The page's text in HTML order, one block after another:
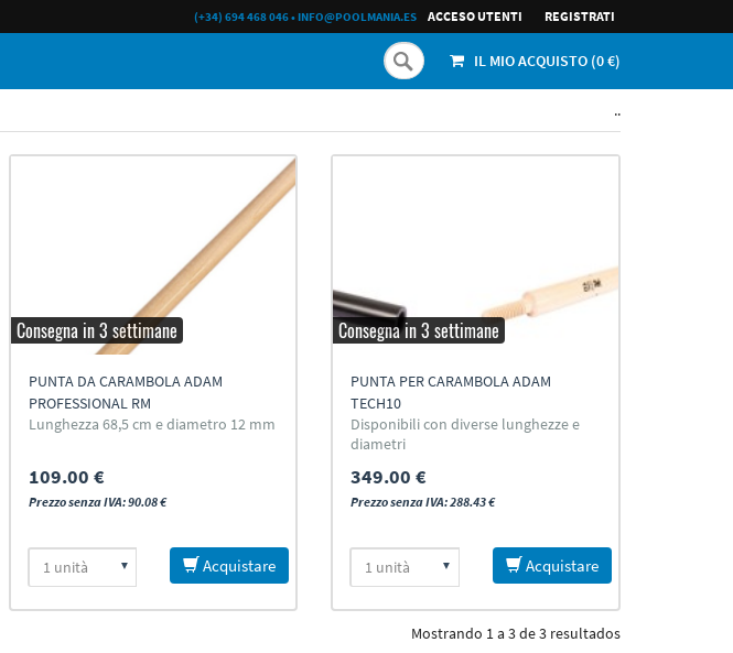
ACCESO UTENTI REGISTRATI
(+34) 694 468 046•INFO@POOLMANIA.ES
IL MIO ACQUISTO (0€)
..
Consegna in 3 settimane
PUNTA DA CARAMBOLA ADAM
PROFESSIONAL RM
Lunghezza 68,5 cm e diametro 12 mm
109.00 €
Prezzo senza IVA: 90.08 €
Acquistare
Consegna in 3 settimane
PUNTA PER CARAMBOLA ADAM
TECH10
Disponibili con diverse lunghezze e
diametri
349.00 €
Prezzo senza IVA: 288.43 €
Acquistare
Mostrando 1 a 3 de 3 resultados